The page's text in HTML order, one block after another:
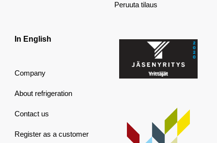
Peruuta tilaus
In English
Company
About refrigeration
Contact us
Register as a customer